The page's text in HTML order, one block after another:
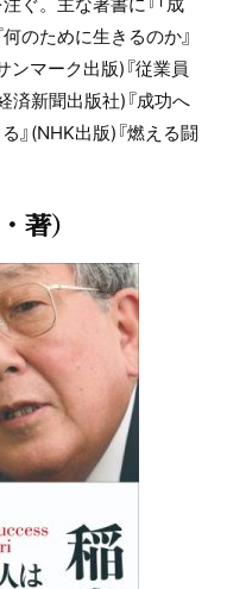
何のために生きるのか』
ンマーク出版)『従業員
済新聞出版社)『成功へ
』(NHK出版)『燃える闘
著）